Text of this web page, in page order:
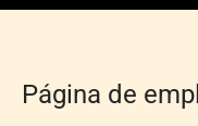
Página de